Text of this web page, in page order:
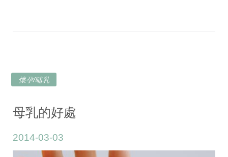
懷孕/哺乳
母乳的好處
2014-03-03